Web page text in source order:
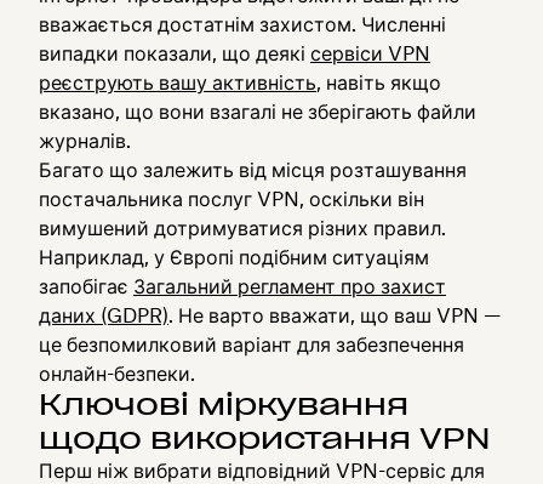
вважається достатнім захистом. Численні
випадки показали, що деякі сервіси VPN
реєструють вашу активність, навіть якщо
вказано, що вони взагалі не зберігають файли
журналів.
Багато що залежить від місця розташування
постачальника послуг VPN, оскільки він
вимушений дотримуватися різних правил.
Наприклад, у Європі подібним ситуаціям
запобігає Загальний регламент про захист
даних (GDPR). Не варто вважати, що ваш VPN —
це безпомилковий варіант для забезпечення
онлайн-безпеки.
Ключові міркування
щодо використання VPN
Перш ніж вибрати відповідний VPN-сервіс для